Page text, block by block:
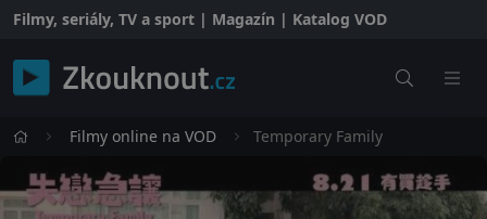
Filmy, seriály, TV a sport | Magazín | Katalog VOD
Filmy online na VOD Temporary Family